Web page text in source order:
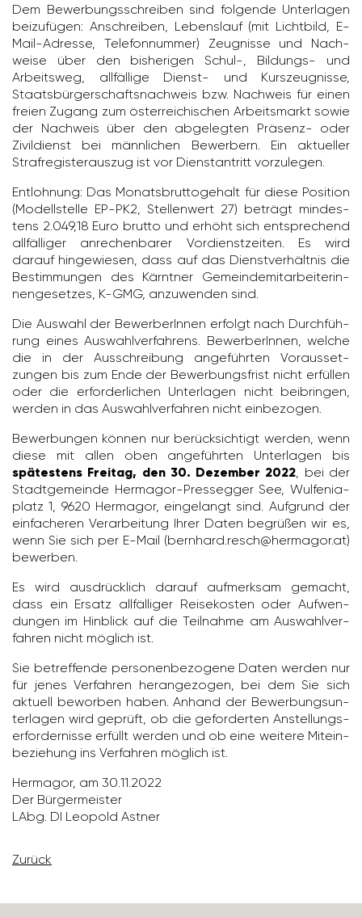
Dem Bewer­bungs­schreiben sind folgende Unter­lagen
beizu­fügen: Anschreiben, Lebens­lauf (mit Licht­bild, E-
Mail-Adresse, Tele­fon­nummer) Zeug­nisse und Nach­
weise über den bishe­rigen Schul-, Bildungs- und
Arbeitsweg, allfäl­lige Dienst- und Kurszeug­nisse,
Staats­bür­ger­schafts­nach­weis bzw. Nach­weis für einen
freien Zugang zum öster­rei­chi­schen Arbeits­markt sowie
der Nach­weis über den abge­legten Präsenz- oder
Zivil­dienst bei männ­li­chen Bewer­bern. Ein aktu­eller
Straf­re­gis­ter­auszug ist vor Dienst­an­tritt vorzu­legen.
Entloh­nung: Das Monats­brut­to­ge­halt für diese Posi­tion
(Modell­stelle EP-PK2, Stel­len­wert 27) beträgt mindes­
tens 2.049,18 Euro brutto und erhöht sich entspre­chend
allfäl­liger anre­chen­barer Vordienst­zeiten. Es wird
darauf hinge­wiesen, dass auf das Dienst­ver­hältnis die
Bestim­mungen des Kärntner Gemein­de­mit­ar­bei­te­rin­
nen­ge­setzes, K-GMG, anzu­wenden sind.
Die Auswahl der Bewer­be­rInnen erfolgt nach Durch­füh­
rung eines Auswahl­ver­fah­rens. Bewer­be­rInnen, welche
die in der Ausschrei­bung ange­führten Voraus­set­
zungen bis zum Ende der Bewer­bungs­frist nicht erfüllen
oder die erfor­der­li­chen Unter­lagen nicht beibringen,
werden in das Auswahl­ver­fahren nicht einbe­zogen.
Bewer­bungen können nur berück­sich­tigt werden, wenn
diese mit allen oben ange­führten Unter­lagen bis
spätestens Freitag, den 30. Dezember 2022 , bei der
Stadt­ge­meinde Hermagor-Pres­segger See, Wulfe­nia­
platz 1, 9620 Hermagor, einge­langt sind. Aufgrund der
einfa­cheren Verar­bei­tung Ihrer Daten begrüßen wir es,
wenn Sie sich per E-Mail (bern­hard.resch@hermagor.at)
bewerben.
Es wird ausdrück­lich darauf aufmerksam gemacht,
dass ein Ersatz allfäl­liger Reise­kosten oder Aufwen­
dungen im Hinblick auf die Teil­nahme am Auswahl­ver­
fahren nicht möglich ist.
Sie betref­fende perso­nen­be­zo­gene Daten werden nur
für jenes Verfahren heran­ge­zogen, bei dem Sie sich
aktuell beworben haben. Anhand der Bewer­bungs­un­
ter­lagen wird geprüft, ob die gefor­derten Anstel­lungs­
er­for­der­nisse erfüllt werden und ob eine weitere Mitein­
be­zie­hung ins Verfahren möglich ist.
Hermagor, am 30.11.2022
Der Bürger­meister
LAbg. DI Leopold Astner
Zurück